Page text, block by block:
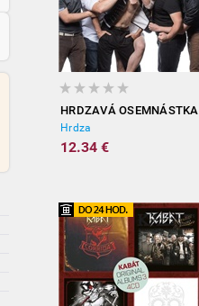
HRDZAVÁ OSEMNÁSTKA
Hrdza
12.34 €